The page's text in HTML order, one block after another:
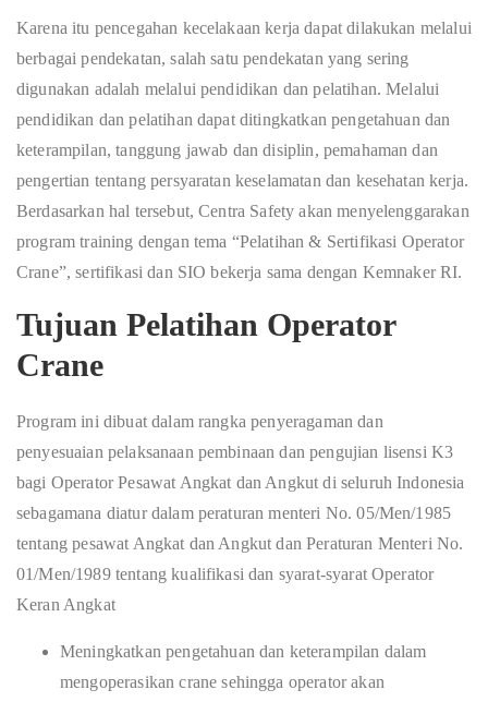
Karena itu pencegahan kecelakaan kerja dapat dilakukan melalui
berbagai pendekatan, salah satu pendekatan yang sering
digunakan adalah melalui pendidikan dan pelatihan. Melalui
pendidikan dan pelatihan dapat ditingkatkan pengetahuan dan
keterampilan, tanggung jawab dan disiplin, pemahaman dan
pengertian tentang persyaratan keselamatan dan kesehatan kerja.
Berdasarkan hal tersebut, Centra Safety akan menyelenggarakan
program training dengan tema “Pelatihan & Sertifikasi Operator
Crane”, sertifikasi dan SIO bekerja sama dengan Kemnaker RI.
Tujuan Pelatihan Operator
Crane
Program ini dibuat dalam rangka penyeragaman dan
penyesuaian pelaksanaan pembinaan dan pengujian lisensi K3
bagi Operator Pesawat Angkat dan Angkut di seluruh Indonesia
sebagamana diatur dalam peraturan menteri No. 05/Men/1985
tentang pesawat Angkat dan Angkut dan Peraturan Menteri No.
01/Men/1989 tentang kualifikasi dan syarat-syarat Operator
Keran Angkat
Meningkatkan pengetahuan dan keterampilan dalam
mengoperasikan crane sehingga operator akan